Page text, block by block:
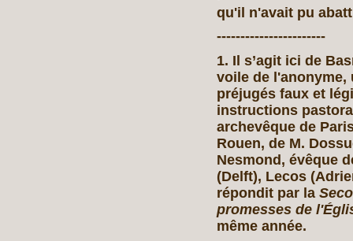
qu'il n'avait pu
-----------------------
1. Il s’agit ici de
voile de l'anonyme,
préjugés faux et
instructions
archevêque de
Rouen, de M.
Nesmond, évêque
(Delft), Lecos
répondit par la
promesses de
même année.